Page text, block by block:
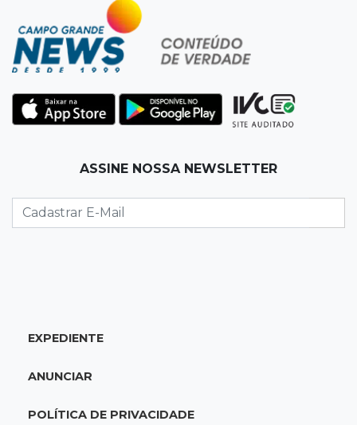
Vigia é amarrado durante roubo de carro e
dois caminhões em pátio
Corinthians vence Bragantino por 2 a 0 e sobe
para 7º no Brasileirão
Na Vila Belmiro
lugar no Brasileirão
18:33Em 2022
adolescente atropelada no Amazonas
ASSINE NOSSA NEWSLETTER
EXPEDIENTE
ANUNCIAR
POLÍTICA DE PRIVACIDADE